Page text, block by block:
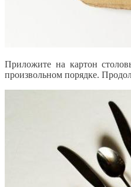
Приложите на картон
произвольном порядке.